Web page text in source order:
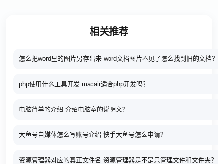
相关推荐
怎么把word里的图片另存出来 word文档图片不见了怎么找到旧的文档？
php使用什么工具开发 macair适合php开发吗？
电脑简单的介绍 介绍电脑室的说明文？
大鱼号自媒体怎么写账号介绍 快手大鱼号怎么申请？
资源管理器对应的真正文件名 资源管理器是不是只管理文件和文件夹？